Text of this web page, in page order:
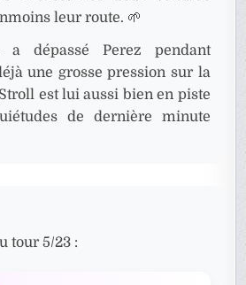
leur route. 🌱
a dépassé Perez pendant
une grosse pression sur la
est lui aussi bien en piste
de dernière minute
tour 5/23 :